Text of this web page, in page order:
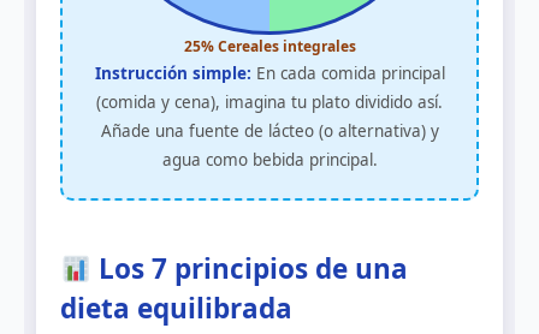
25% Cereales integrales
Instrucción simple: En cada comida principal
(comida y cena), imagina tu plato dividido así.
Añade una fuente de lácteo (o alternativa) y
agua como bebida principal.
Los 7 principios de una
dieta equilibrada